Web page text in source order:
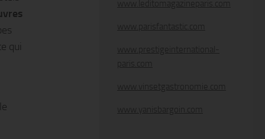
qui
www.leditomagazineparis.com
www.parisfantastic.com
www.prestigeinternational-
paris.com
www.vinsetgastronomie.com
www.yanisbargoin.com